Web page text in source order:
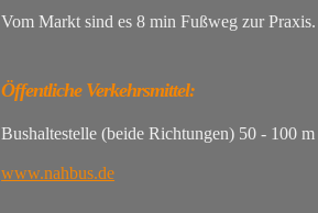
Vom Markt sind es 8 min Fußweg zur Praxis.
Öffentliche Verkehrsmittel:
Bushaltestelle (beide Richtungen) 50 - 100 m
www.nahbus.de